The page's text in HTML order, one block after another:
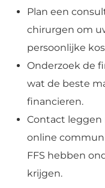
Plan een
chirurgen om
persoonlijke
Onderzoek de
wat de beste
financieren.
Contact
online
FFS hebben
krijgen.